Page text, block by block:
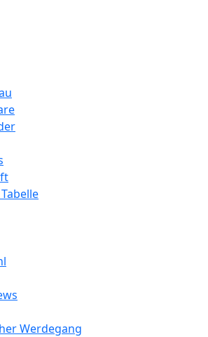
Werdegang